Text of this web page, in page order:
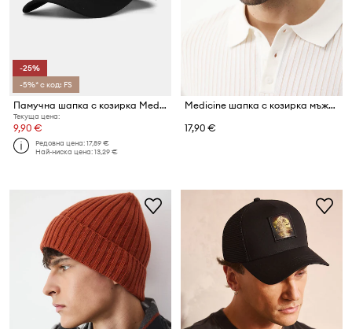
-25%
-5%* с код: FS
Памучна шапка с козирка Medicine
Текуща цена:
9,90 €
Редовна цена:17,89 €
Най-ниска цена:13,29 €
Medicine шапка с козирка мъжка
17,90 €